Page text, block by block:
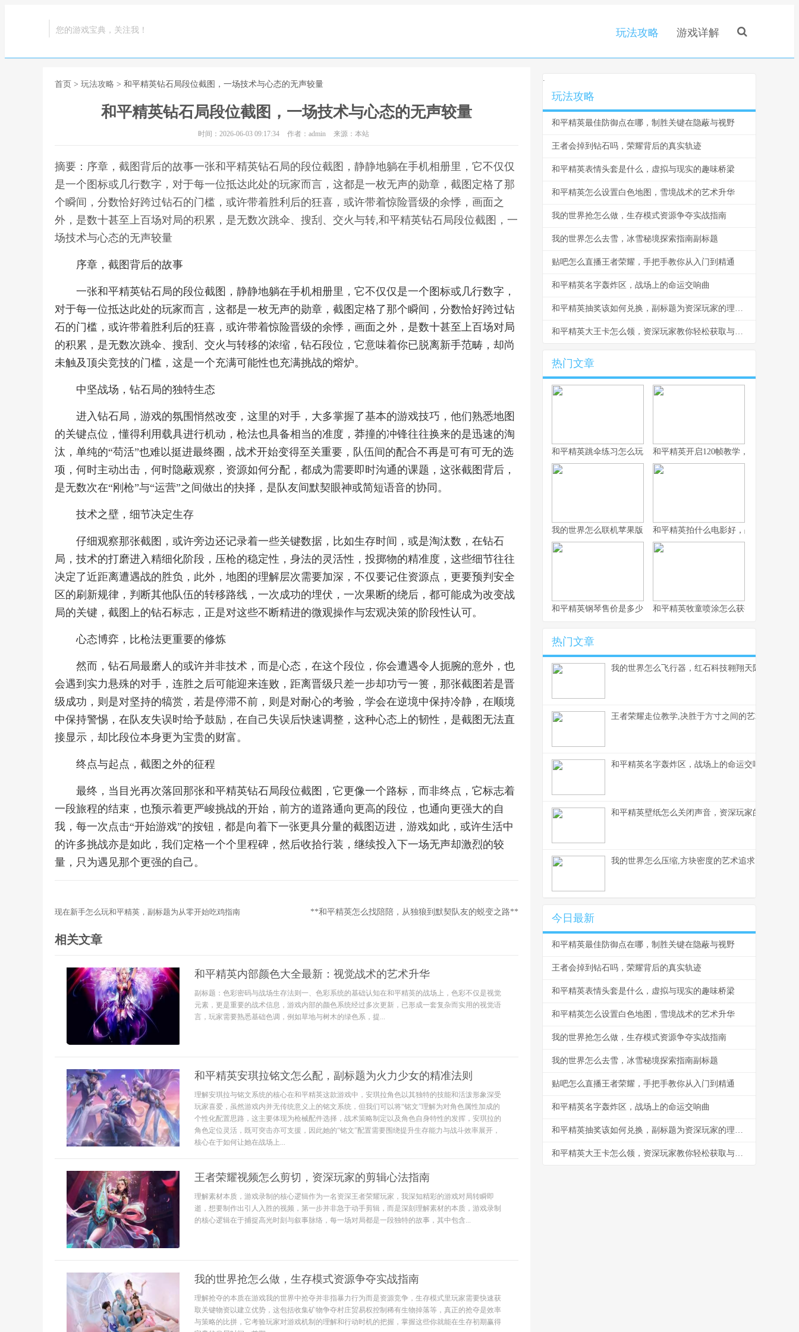
您的游戏宝典，关注我！ 玩法攻略 游戏详解
首页 > 玩法攻略 > 和平精英钻石局段位截图，一场技术与心态的无声较量
和平精英钻石局段位截图，一场技术与心态的无声较量
时间：2026-06-03 09:17:34 作者：admin 来源：本站
摘要：序章，截图背后的故事一张和平精英钻石局的段位截图，静静地躺在手机相册里，它不仅仅
是一个图标或几行数字，对于每一位抵达此处的玩家而言，这都是一枚无声的勋章，截图定格了那
个瞬间，分数恰好跨过钻石的门槛，或许带着胜利后的狂喜，或许带着惊险晋级的余悸，画面之
外，是数十甚至上百场对局的积累，是无数次跳伞、搜刮、交火与转,和平精英钻石局段位截图，一
场技术与心态的无声较量
序章，截图背后的故事
一张和平精英钻石局的段位截图，静静地躺在手机相册里，它不仅仅是一个图标或几行数字，
对于每一位抵达此处的玩家而言，这都是一枚无声的勋章，截图定格了那个瞬间，分数恰好跨过钻
石的门槛，或许带着胜利后的狂喜，或许带着惊险晋级的余悸，画面之外，是数十甚至上百场对局
的积累，是无数次跳伞、搜刮、交火与转移的浓缩，钻石段位，它意味着你已脱离新手范畴，却尚
未触及顶尖竞技的门槛，这是一个充满可能性也充满挑战的熔炉。
中坚战场，钻石局的独特生态
进入钻石局，游戏的氛围悄然改变，这里的对手，大多掌握了基本的游戏技巧，他们熟悉地图
的关键点位，懂得利用载具进行机动，枪法也具备相当的准度，莽撞的冲锋往往换来的是迅速的淘
汰，单纯的“苟活”也难以挺进最终圈，战术开始变得至关重要，队伍间的配合不再是可有可无的选
项，何时主动出击，何时隐蔽观察，资源如何分配，都成为需要即时沟通的课题，这张截图背后，
是无数次在“刚枪”与“运营”之间做出的抉择，是队友间默契眼神或简短语音的协同。
技术之壁，细节决定生存
仔细观察那张截图，或许旁边还记录着一些关键数据，比如生存时间，或是淘汰数，在钻石
局，技术的打磨进入精细化阶段，压枪的稳定性，身法的灵活性，投掷物的精准度，这些细节往往
决定了近距离遭遇战的胜负，此外，地图的理解层次需要加深，不仅要记住资源点，更要预判安全
区的刷新规律，判断其他队伍的转移路线，一次成功的埋伏，一次果断的绕后，都可能成为改变战
局的关键，截图上的钻石标志，正是对这些不断精进的微观操作与宏观决策的阶段性认可。
心态博弈，比枪法更重要的修炼
然而，钻石局最磨人的或许并非技术，而是心态，在这个段位，你会遭遇令人扼腕的意外，也
会遇到实力悬殊的对手，连胜之后可能迎来连败，距离晋级只差一步却功亏一篑，那张截图若是晋
级成功，则是对坚持的犒赏，若是停滞不前，则是对耐心的考验，学会在逆境中保持冷静，在顺境
中保持警惕，在队友失误时给予鼓励，在自己失误后快速调整，这种心态上的韧性，是截图无法直
接显示，却比段位本身更为宝贵的财富。
终点与起点，截图之外的征程
最终，当目光再次落回那张和平精英钻石局段位截图，它更像一个路标，而非终点，它标志着
一段旅程的结束，也预示着更严峻挑战的开始，前方的道路通向更高的段位，也通向更强大的自
我，每一次点击“开始游戏”的按钮，都是向着下一张更具分量的截图迈进，游戏如此，或许生活中
的许多挑战亦是如此，我们定格一个个里程碑，然后收拾行装，继续投入下一场无声却激烈的较
量，只为遇见那个更强的自己。
现在新手怎么玩和平精英，副标题为从零开始吃鸡指南 **和平精英怎么找陪陪，从独狼到默契队友的蜕变之路**
相关文章
和平精英内部颜色大全最新：视觉战术的艺术升华
副标题：色彩密码与战场生存法则一、色彩系统的基础认知在和平精英的战场上，色彩不仅是视觉
元素，更是重要的战术信息，游戏内部的颜色系统经过多次更新，已形成一套复杂而实用的视觉语
言，玩家需要熟悉基础色调，例如草地与树木的绿色系，提...
和平精英安琪拉铭文怎么配，副标题为火力少女的精准法则
理解安琪拉与铭文系统的核心在和平精英这款游戏中，安琪拉角色以其独特的技能和活泼形象深受
玩家喜爱，虽然游戏内并无传统意义上的铭文系统，但我们可以将“铭文”理解为对角色属性加成的
个性化配置思路，这主要体现为枪械配件选择，战术策略制定以及角色自身特性的发挥，安琪拉的
角色定位灵活，既可突击亦可支援，因此她的“铭文”配置需要围绕提升生存能力与战斗效率展开，
核心在于如何让她在战场上...
王者荣耀视频怎么剪切，资深玩家的剪辑心法指南
理解素材本质，游戏录制的核心逻辑作为一名资深王者荣耀玩家，我深知精彩的游戏对局转瞬即
逝，想要制作出引人入胜的视频，第一步并非急于动手剪辑，而是深刻理解素材的本质，游戏录制
的核心逻辑在于捕捉高光时刻与叙事脉络，每一场对局都是一段独特的故事，其中包含...
我的世界抢怎么做，生存模式资源争夺实战指南
理解抢夺的本质在游戏我的世界中抢夺并非指暴力行为而是资源竞争，生存模式里玩家需要快速获
取关键物资以建立优势，这包括收集矿物争夺村庄贸易权控制稀有生物掉落等，真正的抢夺是效率
与策略的比拼，它考验玩家对游戏机制的理解和行动时机的把握，掌握这些你就能在生存初期赢得
.
玩法攻略
和平精英最佳防御点在哪，制胜关键在隐蔽与视野
王者会掉到钻石吗，荣耀背后的真实轨迹
和平精英表情头套是什么，虚拟与现实的趣味桥梁
和平精英怎么设置白色地图，雪境战术的艺术升华
我的世界抢怎么做，生存模式资源争夺实战指南
我的世界怎么去雪，冰雪秘境探索指南副标题
贴吧怎么直播王者荣耀，手把手教你从入门到精通
和平精英名字轰炸区，战场上的命运交响曲
和平精英抽奖该如何兑换，副标题为资深玩家的理性抉择指南
和平精英大王卡怎么领，资深玩家教你轻松获取与高效使用
热门文章
和平精英跳伞练习怎么玩，副标题为从新手到高手的精准降落之道
和平精英开启120帧教学，畅享极致流
我的世界怎么联机苹果版，资深玩家的联机指南与心得
和平精英拍什么电影好，战术竞技银幕
和平精英钢琴售价是多少，虚拟奢华的定价谜题
和平精英牧童喷涂怎么获得，牧童专属
热门文章
我的世界怎么飞行器，红石科技翱翔天际的奥秘
王者荣耀走位教学,决胜于方寸之间的艺术,副标题,
和平精英名字轰炸区，战场上的命运交响曲
和平精英壁纸怎么关闭声音，资深玩家的静音美
我的世界怎么压缩,方块密度的艺术追求
今日最新
和平精英最佳防御点在哪，制胜关键在隐蔽与视野
王者会掉到钻石吗，荣耀背后的真实轨迹
和平精英表情头套是什么，虚拟与现实的趣味桥梁
和平精英怎么设置白色地图，雪境战术的艺术升华
我的世界抢怎么做，生存模式资源争夺实战指南
我的世界怎么去雪，冰雪秘境探索指南副标题
贴吧怎么直播王者荣耀，手把手教你从入门到精通
和平精英名字轰炸区，战场上的命运交响曲
和平精英抽奖该如何兑换，副标题为资深玩家的理性抉择指南
和平精英大王卡怎么领，资深玩家教你轻松获取与高效使用